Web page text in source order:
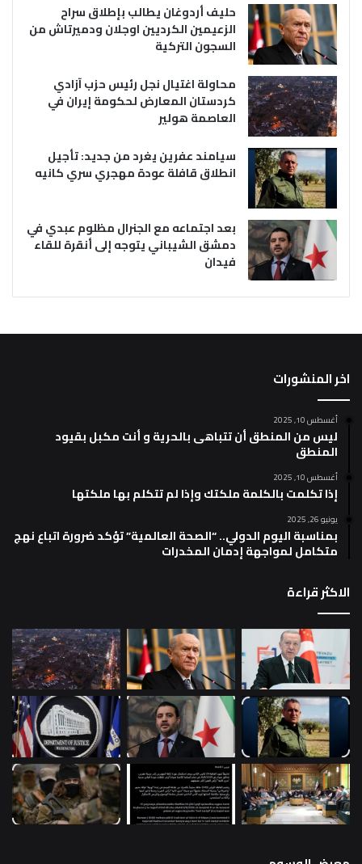
حليف أردوغان يطالب بإطلاق سراح
الزعيمين الكرديين اوجلان ودميرتاش من
السجون التركية
محاولة اغتيال نجل رئيس حزب آزادي
كردستان المعارض لحكومة إيران في
العاصمة هولير
سيامند عفرين يغرد من جديد: تأجيل
انطلاق قافلة عودة مهجري سري كانيه
بعد اجتماعه مع الجنرال مظلوم عبدي في
دمشق الشيباني يتوجه إلى أنقرة للقاء
فيدان
اخر المنشورات
أغسطس 10, 2025
ليس من المنطق أن تتباهى بالحرية و أنت مكبل بقيود
المنطق
أغسطس 10, 2025
إذا تكلمت بالكلمة ملكتك وإذا لم تتكلم بها ملكتها
يونيو 26, 2025
بمناسبة اليوم الدولي.. “الصحة العالمية” تؤكد ضرورة اتباع نهج
متكامل لمواجهة إدمان المخدرات
الاكثر قراءة